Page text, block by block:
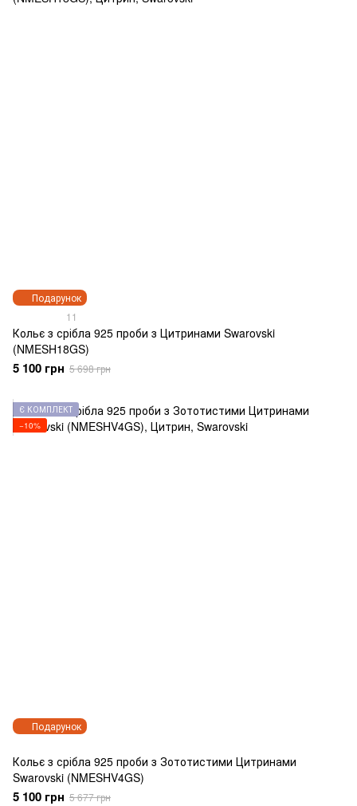
Подарунок
11
Кольє з срібла 925 проби з Цитринами Swarovski
(NMESH18GS)
5 100 грн 5 698 грн
Подарунок
Є КОМПЛЕКТ
−10%
Кольє з срібла 925 проби з Зототистими Цитринами
Swarovski (NMESHV4GS)
5 100 грн 5 677 грн